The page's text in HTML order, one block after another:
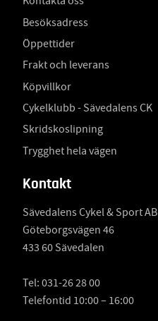
Besöksadress
Öppettider
Frakt och leverans
Köpvillkor
Cykelklubb - Sävedalens CK
Skridskoslipning
Trygghet hela vägen
Kontakt
Sävedalens Cykel & Sport AB
Göteborgsvägen 46
433 60 Sävedalen
Tel: 031-26 28 00
Telefontid 10:00 – 16:00